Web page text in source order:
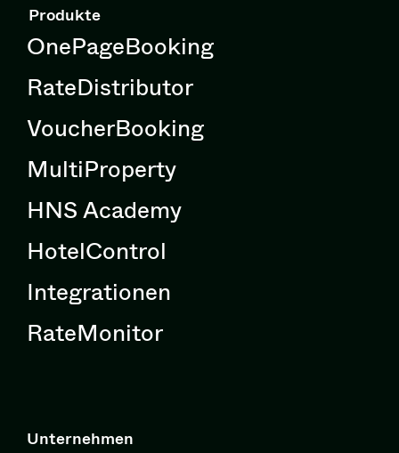
Produkte
OnePageBooking
RateDistributor
VoucherBooking
MultiProperty
HNS Academy
HotelControl
Integrationen
RateMonitor
Unternehmen